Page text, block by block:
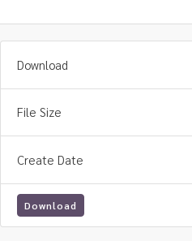
Download
File Size
Create Date
Download